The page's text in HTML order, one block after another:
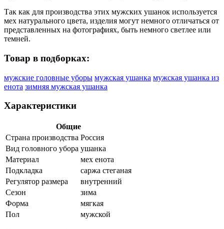
Так как для производства этих мужских ушанок используется
мех натурального цвета, изделия могут немного отличаться от
представленных на фотографиях, быть немного светлее или
темней.
Товар в подборках:
мужские головные уборы мужская ушанка мужская ушанка из
енота зимняя мужская ушанка
Характеристики
Общие
Страна производства Россия
Вид головного убора ушанка
Материал
мех енота
Подкладка
саржа стеганая
Регулятор размера
внутренний
Сезон
зима
Форма
мягкая
Пол
мужской